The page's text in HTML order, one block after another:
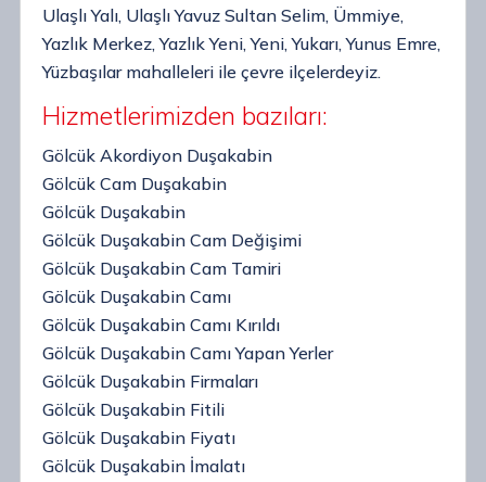
Ulaşlı Yalı, Ulaşlı Yavuz Sultan Selim, Ümmiye,
Yazlık Merkez, Yazlık Yeni, Yeni, Yukarı, Yunus Emre,
Yüzbaşılar mahalleleri ile çevre ilçelerdeyiz.
Hizmetlerimizden bazıları:
Gölcük Akordiyon Duşakabin
Gölcük Cam Duşakabin
Gölcük Duşakabin
Gölcük Duşakabin Cam Değişimi
Gölcük Duşakabin Cam Tamiri
Gölcük Duşakabin Camı
Gölcük Duşakabin Camı Kırıldı
Gölcük Duşakabin Camı Yapan Yerler
Gölcük Duşakabin Firmaları
Gölcük Duşakabin Fitili
Gölcük Duşakabin Fiyatı
Gölcük Duşakabin İmalatı